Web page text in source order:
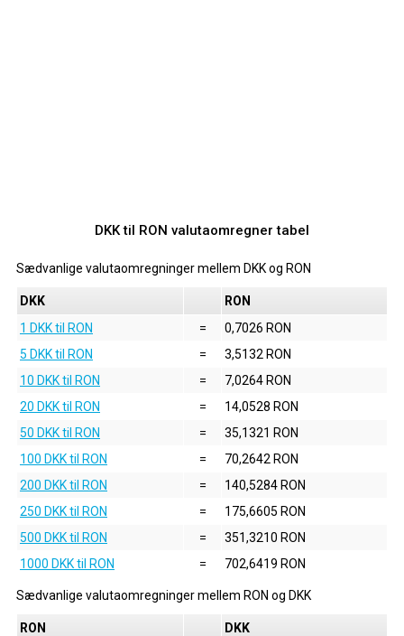
DKK til RON valutaomregner tabel
Sædvanlige valutaomregninger mellem DKKog RON
DKK
RON
1 DKK til RON
=
0,7026 RON
5 DKK til RON
=
3,5132 RON
10 DKK til RON
=
7,0264 RON
20 DKK til RON
=
14,0528 RON
50 DKK til RON
=
35,1321 RON
100 DKK til RON
=
70,2642 RON
200 DKK til RON
=
140,5284 RON
250 DKK til RON
=
175,6605 RON
500 DKK til RON
=
351,3210 RON
1000 DKK til RON
= 702,6419 RON
Sædvanlige valutaomregninger mellem RON og DKK
RON
DKK